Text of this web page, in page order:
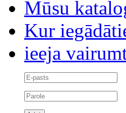
Mūsu
Kur
ieeja